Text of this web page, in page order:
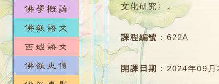
文化研究〉。
課程編號 ：622A
開課日期 ：2024年09月